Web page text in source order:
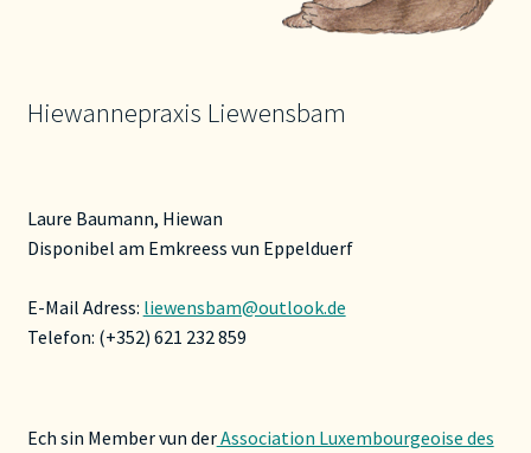
Hiewannepraxis Liewensbam
Laure Baumann, Hiewan
Disponibel am Emkreess vun Eppelduerf
E-Mail Adress: liewensbam@outlook.de
Telefon: (+352) 621 232 859
Ech sin Member vun derAssociation Luxembourgeoise des